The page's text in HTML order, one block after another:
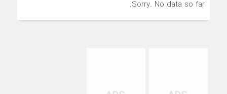
Sorry. No data so far.